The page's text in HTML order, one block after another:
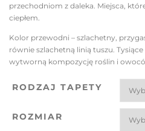
przechodniom z daleka. Miejsca,
ciepłem.
Kolor przewodni – szlachetny,
równie szlachetną linią tuszu.
wytworną kompozycję roślin i
RODZAJ TAPETY
ROZMIAR